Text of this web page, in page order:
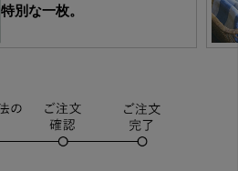
特別な一枚。